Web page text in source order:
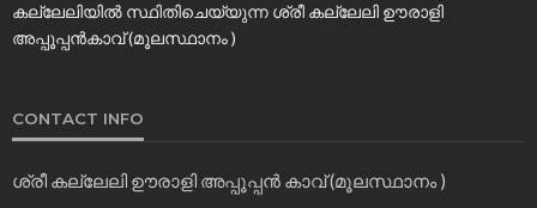
കല്ലേലിയില്‍ സ്ഥിതിചെയ്യുന്ന ശ്രീ കല്ലേലി ഊരാളി
അപ്പൂപ്പൻകാവ് (മൂലസ്ഥാനം )
CONTACT INFO
ശ്രീ കല്ലേലി ഊരാളി അപ്പൂപ്പന്‍ കാവ് (മൂലസ്ഥാനം )